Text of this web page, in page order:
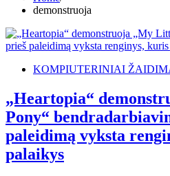
demonstruoja
KOMPIUTERINIAI
„Heartopia“
Pony“
paleidimą vyksta
palaikys